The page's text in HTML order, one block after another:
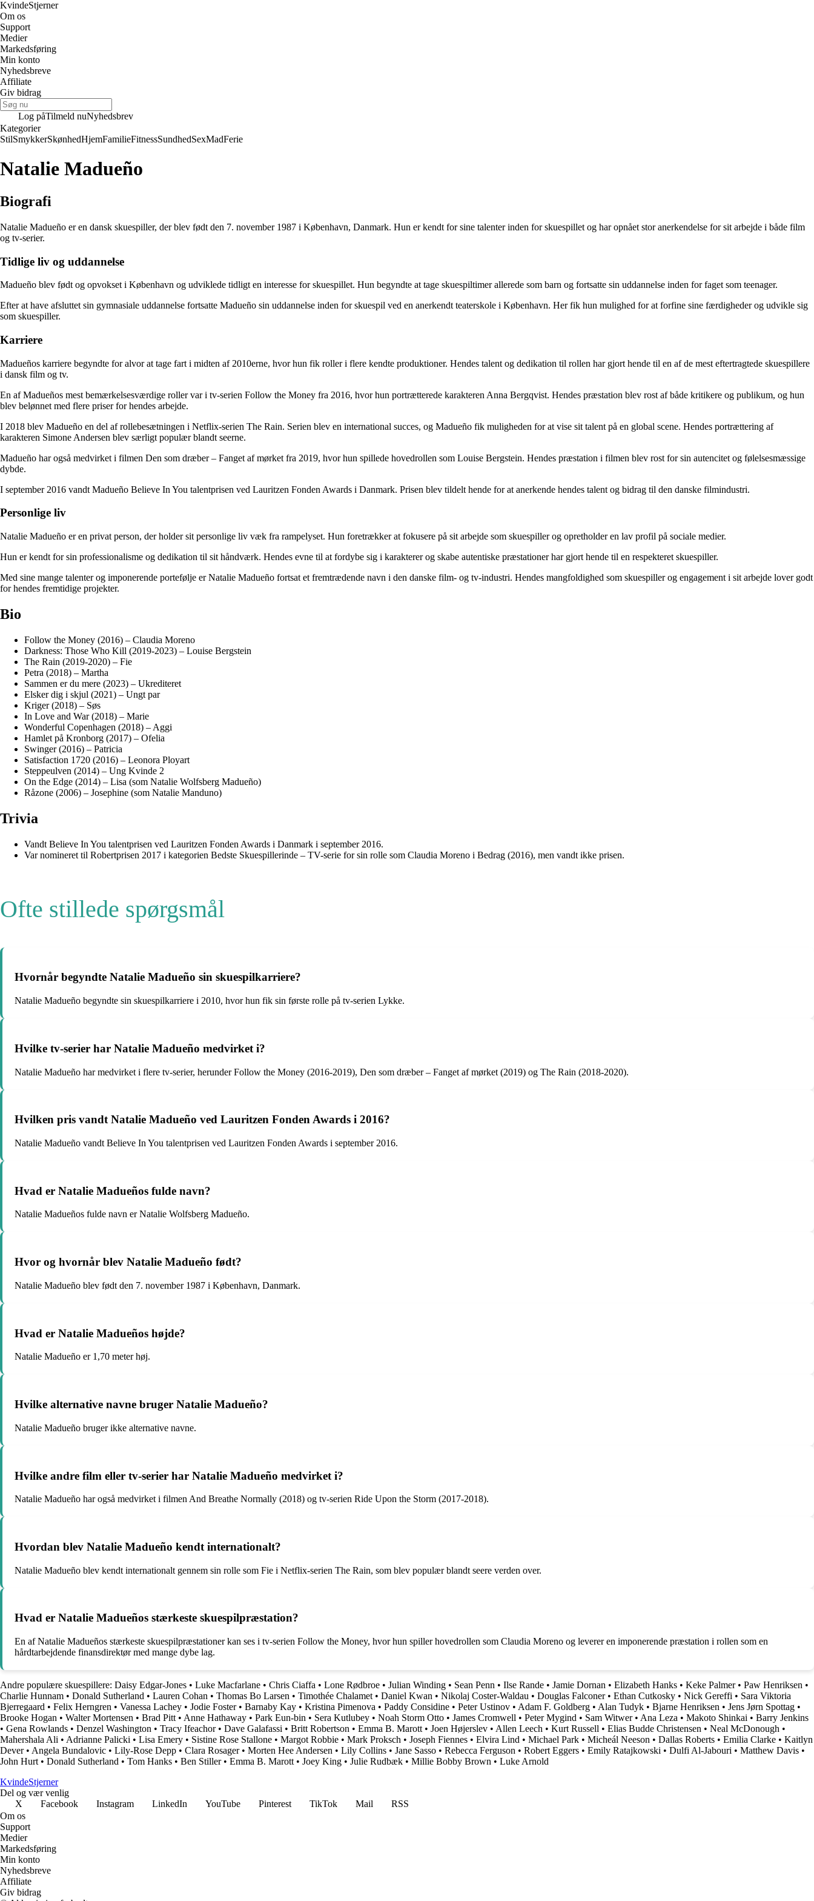
KvindeStjerner
Om os
Support
Medier
Markedsføring
Min konto
Nyhedsbreve
Affiliate
Giv bidrag
Log påTilmeld nuNyhedsbrev
Kategorier
StilSmykkerSkønhedHjemFamilieFitnessSundhedSexMadFerie
Natalie Madueño
Biografi
Natalie Madueño er en dansk skuespiller, der blev født den 7. november 1987 i København, Danmark. Hun er kendt for sine talenter inden for skuespillet og har opnået stor anerkendelse for sit arbejde i både film
og tv-serier.
Tidlige liv og uddannelse
Madueño blev født og opvokset i København og udviklede tidligt en interesse for skuespillet. Hun begyndte at tage skuespiltimer allerede som barn og fortsatte sin uddannelse inden for faget som teenager.
Efter at have afsluttet sin gymnasiale uddannelse fortsatte Madueño sin uddannelse inden for skuespil ved en anerkendt teaterskole i København. Her fik hun mulighed for at forfine sine færdigheder og udvikle sig
som skuespiller.
Karriere
Madueños karriere begyndte for alvor at tage fart i midten af ​​2010erne, hvor hun fik roller i flere kendte produktioner. Hendes talent og dedikation til rollen har gjort hende til en af de mest eftertragtede skuespillere
i dansk film og tv.
En af Madueños mest bemærkelsesværdige roller var i tv-serien Follow the Money fra 2016, hvor hun portrætterede karakteren Anna Bergqvist. Hendes præstation blev rost af både kritikere og publikum, og hun
blev belønnet med flere priser for hendes arbejde.
I 2018 blev Madueño en del af rollebesætningen i Netflix-serien The Rain. Serien blev en international succes, og Madueño fik muligheden for at vise sit talent på en global scene. Hendes portrættering af
karakteren Simone Andersen blev særligt populær blandt seerne.
Madueño har også medvirket i filmen Den som dræber – Fanget af mørket fra 2019, hvor hun spillede hovedrollen som Louise Bergstein. Hendes præstation i filmen blev rost for sin autencitet og følelsesmæssige
dybde.
I september 2016 vandt Madueño Believe In You talentprisen ved Lauritzen Fonden Awards i Danmark. Prisen blev tildelt hende for at anerkende hendes talent og bidrag til den danske filmindustri.
Personlige liv
Natalie Madueño er en privat person, der holder sit personlige liv væk fra rampelyset. Hun foretrækker at fokusere på sit arbejde som skuespiller og opretholder en lav profil på sociale medier.
Hun er kendt for sin professionalisme og dedikation til sit håndværk. Hendes evne til at fordybe sig i karakterer og skabe autentiske præstationer har gjort hende til en respekteret skuespiller.
Med sine mange talenter og imponerende portefølje er Natalie Madueño fortsat et fremtrædende navn i den danske film- og tv-industri. Hendes mangfoldighed som skuespiller og engagement i sit arbejde lover godt
for hendes fremtidige projekter.
Bio
Follow the Money (2016) – Claudia Moreno
Darkness: Those Who Kill (2019-2023) – Louise Bergstein
The Rain (2019-2020) – Fie
Petra (2018) – Martha
Sammen er du mere (2023) – Ukrediteret
Elsker dig i skjul (2021) – Ungt par
Kriger (2018) – Søs
In Love and War (2018) – Marie
Wonderful Copenhagen (2018) – Aggi
Hamlet på Kronborg (2017) – Ofelia
Swinger (2016) – Patricia
Satisfaction 1720 (2016) – Leonora Ployart
Steppeulven (2014) – Ung Kvinde 2
On the Edge (2014) – Lisa (som Natalie Wolfsberg Madueño)
Råzone (2006) – Josephine (som Natalie Manduno)
Trivia
Vandt Believe In You talentprisen ved Lauritzen Fonden Awards i Danmark i september 2016.
Var nomineret til Robertprisen 2017 i kategorien Bedste Skuespillerinde – TV-serie for sin rolle som Claudia Moreno i Bedrag (2016), men vandt ikke prisen.
Ofte stillede spørgsmål
Hvornår begyndte Natalie Madueño sin skuespilkarriere?
Natalie Madueño begyndte sin skuespilkarriere i 2010, hvor hun fik sin første rolle på tv-serien Lykke.
Hvilke tv-serier har Natalie Madueño medvirket i?
Natalie Madueño har medvirket i flere tv-serier, herunder Follow the Money (2016-2019), Den som dræber – Fanget af mørket (2019) og The Rain (2018-2020).
Hvilken pris vandt Natalie Madueño ved Lauritzen Fonden Awards i 2016?
Natalie Madueño vandt Believe In You talentprisen ved Lauritzen Fonden Awards i september 2016.
Hvad er Natalie Madueños fulde navn?
Natalie Madueños fulde navn er Natalie Wolfsberg Madueño.
Hvor og hvornår blev Natalie Madueño født?
Natalie Madueño blev født den 7. november 1987 i København, Danmark.
Hvad er Natalie Madueños højde?
Natalie Madueño er 1,70 meter høj.
Hvilke alternative navne bruger Natalie Madueño?
Natalie Madueño bruger ikke alternative navne.
Hvilke andre film eller tv-serier har Natalie Madueño medvirket i?
Natalie Madueño har også medvirket i filmen And Breathe Normally (2018) og tv-serien Ride Upon the Storm (2017-2018).
Hvordan blev Natalie Madueño kendt internationalt?
Natalie Madueño blev kendt internationalt gennem sin rolle som Fie i Netflix-serien The Rain, som blev populær blandt seere verden over.
Hvad er Natalie Madueños stærkeste skuespilpræstation?
En af Natalie Madueños stærkeste skuespilpræstationer kan ses i tv-serien Follow the Money, hvor hun spiller hovedrollen som Claudia Moreno og leverer en imponerende præstation i rollen som en
hårdtarbejdende finansdirektør med mange dybe lag.
Andre populære skuespillere: Daisy Edgar-Jones • Luke Macfarlane • Chris Ciaffa • Lone Rødbroe • Julian Winding • Sean Penn • Ilse Rande • Jamie Dornan • Elizabeth Hanks • Keke Palmer• Paw Henriksen •
Charlie Hunnam • Donald Sutherland • Lauren Cohan • Thomas Bo Larsen • Timothée Chalamet • Daniel Kwan • Nikolaj Coster-Waldau • Douglas Falconer• Ethan Cutkosky • Nick Gereffi • Sara Viktoria
Bjerregaard • Felix Herngren • Vanessa Lachey • Jodie Foster• Barnaby Kay • Kristina Pimenova • Paddy Considine • Peter Ustinov • Adam F. Goldberg • Alan Tudyk • Bjarne Henriksen • Jens Jørn Spottag •
Brooke Hogan • Walter Mortensen • Brad Pitt • Anne Hathaway • Park Eun-bin • Sera Kutlubey • Noah Storm Otto • James Cromwell • Peter Mygind • Sam Witwer• Ana Leza • Makoto Shinkai • Barry Jenkins
• Gena Rowlands • Denzel Washington • Tracy Ifeachor• Dave Galafassi • Britt Robertson • Emma B. Marott • Joen Højerslev • Allen Leech • Kurt Russell • Elias Budde Christensen • Neal McDonough •
Mahershala Ali • Adrianne Palicki • Lisa Emery • Sistine Rose Stallone • Margot Robbie • Mark Proksch • Joseph Fiennes • Elvira Lind • Michael Park • Micheál Neeson • Dallas Roberts • Emilia Clarke • Kaitlyn
Dever• Angela Bundalovic • Lily-Rose Depp • Clara Rosager• Morten Hee Andersen • Lily Collins • Jane Sasso • Rebecca Ferguson • Robert Eggers • Emily Ratajkowski • Dulfi Al-Jabouri • Matthew Davis •
John Hurt • Donald Sutherland • Tom Hanks • Ben Stiller• Emma B. Marott • Joey King • Julie Rudbæk • Millie Bobby Brown • Luke Arnold
KvindeStjerner
Del og vær venlig
X
Facebook Instagram LinkedIn YouTube Pinterest TikTok Mail
RSS
Om os
Support
Medier
Markedsføring
Min konto
Nyhedsbreve
Affiliate
Giv bidrag